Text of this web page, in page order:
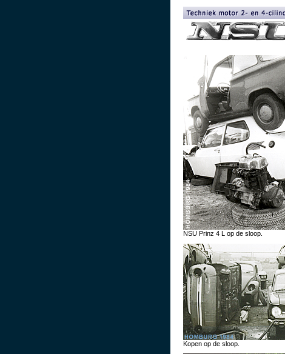
NSU Prinz 4 L op de sloop.
Kopen op de sloop.